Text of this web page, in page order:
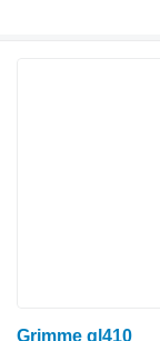
Grimme gl410